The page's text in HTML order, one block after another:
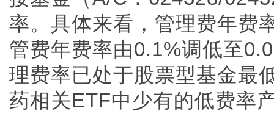
率。具体来看，管理费年费
管费年费率由0.1%调低至
理费率已处于股票型基金最
药相关ETF中少有的低费率